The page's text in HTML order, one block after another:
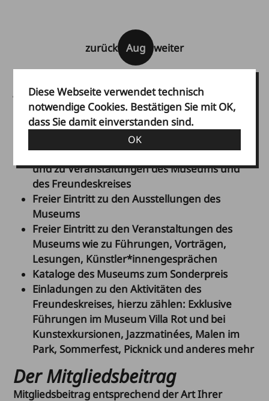
Diese Webseite verwendet technisch
notwendige Cookies. Bestätigen Sie mit OK,
dass Sie damit einverstanden sind.
OK
zurück Aug weiter
Ihre Vorteile als Mitglied
Werden Sie Mitglied im Freundeskreis des
Museums Villa Rot und sichern Sie sich folgende
Einladungen zu den Ausstellungseröffnungen
und zu Veranstaltungen des Museums und
des Freundeskreises
Freier Eintritt zu den Ausstellungen des
Museums
Freier Eintritt zu den Veranstaltungen des
Museums wie zu Führungen, Vorträgen,
Lesungen, Künstler*innengesprächen
Kataloge des Museums zum Sonderpreis
Einladungen zu den Aktivitäten des
Freundeskreises, hierzu zählen: Exklusive
Führungen im Museum Villa Rot und bei
Kunstexkursionen, Jazzmatinées, Malen im
Park, Sommerfest, Picknick und anderes mehr
Der Mitgliedsbeitrag
Mitgliedsbeitrag entsprechend der Art Ihrer